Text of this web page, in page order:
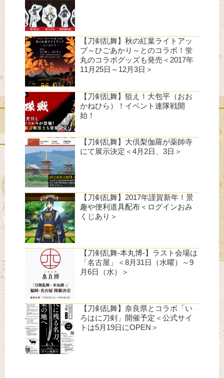
【刀剣乱舞】秋の紅葉ライトアッ
プ～ひごあかり～とのコラボ！蛍
丸のコラボグッズも発売＜2017年
11月25日～12月3日＞
【刀剣乱舞】狙え！大包平（おお
かねひら）！イベント連隊戦開
始！
【刀剣乱舞】大倶梨伽羅が薬師寺
にて展示決定＜4月2日、3日＞
【刀剣乱舞】2017年謹賀新年！景
趣や便利道具配布＜ログインおみ
くじあり＞
【刀剣乱舞-本丸博-】ラスト会場は
「名古屋」＜8月31日（水曜）～9
月6日（水）＞
【刀剣乱舞】奈良県とコラボ「い
ろはに刀剣」開催予定＜公式サイ
トは5月19日にOPEN＞